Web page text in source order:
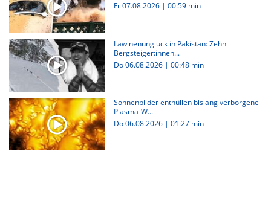
Fr 07.08.2026 | 00:59 min
Lawinenunglück in Pakistan: Zehn
Bergsteiger:innen...
Do 06.08.2026 | 00:48 min
Sonnenbilder enthüllen bislang verborgene
Plasma-W...
Do 06.08.2026 | 01:27 min